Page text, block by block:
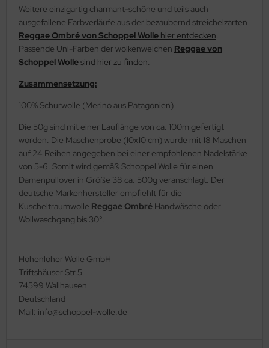
Weitere einzigartig charmant-schöne und teils auch
ausgefallene Farbverläufe aus der bezaubernd streichelzarten
Reggae Ombré von Schoppel Wolle hier entdecken.
Passende Uni-Farben der wolkenweichen Reggae von
Schoppel Wollesind hier zu finden.
Zusammensetzung:
100% Schurwolle (Merino aus Patagonien)
Die 50g sind mit einer Lauflänge von ca. 100m gefertigt
worden. Die Maschenprobe (10x10 cm) wurde mit 18 Maschen
auf 24 Reihen angegeben bei einer empfohlenen Nadelstärke
von 5-6. Somit wird gemäß Schoppel Wolle für einen
Damenpullover in Größe 38 ca. 500g veranschlagt. Der
deutsche Markenhersteller empfiehlt für die
Kuscheltraumwolle Reggae Ombré Handwäsche oder
Wollwaschgang bis 30°.
Hohenloher Wolle GmbH
Triftshäuser Str.5
74599 Wallhausen
Deutschland
Mail: info@schoppel-wolle.de